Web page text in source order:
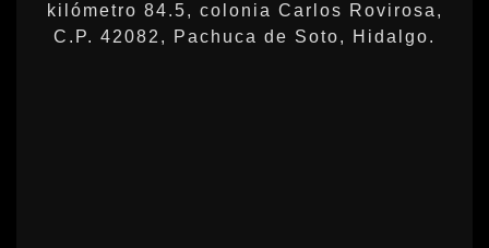
kilómetro 84.5, colonia Carlos Rovirosa,
C.P. 42082, Pachuca de Soto, Hidalgo.